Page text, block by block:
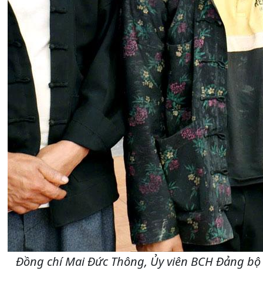
Đồng chí Mai Đức Thông, Ủy viên BCH Đảng